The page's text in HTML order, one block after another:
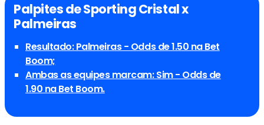
Palpites de Sporting Cristal x
Palmeiras
Resultado: Palmeiras - Odds de 1.50 na Bet
Boom;
Ambas as equipes marcam: Sim - Odds de
1.90 na Bet Boom.